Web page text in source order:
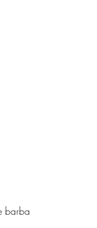
barba